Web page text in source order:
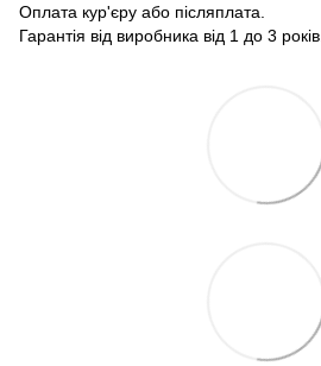
Оплата кур'єру або післяплата.
Гарантія від виробника від 1 до 3 років.